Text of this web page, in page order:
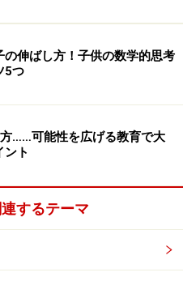
最新の内容をご確認くださ
/2 次のページへ
の伸ばし方！子供の数学的思考
5つ
……可能性を広げる教育で大
ント
するテーマ